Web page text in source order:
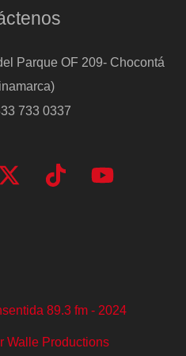
Parque OF 209- Chocontá
733 0337
89.3 fm - 2024
Walle Productions